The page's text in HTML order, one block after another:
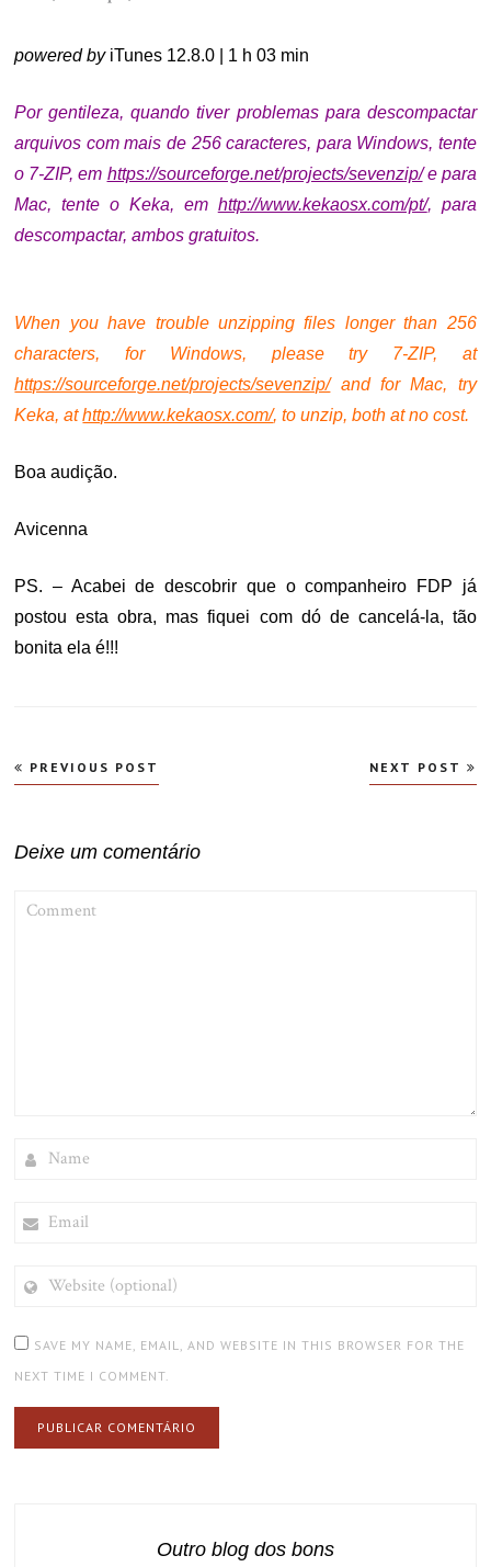
powered byiTunes 12.8.0 | 1 h 03 min
Por gentileza, quando tiver problemas para descompactar
arquivos com mais de 256 caracteres, para Windows, tente
o 7-ZIP, em https://sourceforge.net/projects/sevenzip/e para
Mac, tente o Keka, em http://www.kekaosx.com/pt/, para
descompactar, ambos gratuitos.
When you have trouble unzipping files longer than 256
characters, for Windows, please try 7-ZIP, at
https://sourceforge.net/projects/sevenzip/and for Mac, try
Keka, athttp://www.kekaosx.com/, to unzip, both at no cost.
Boa audição.
Avicenna
PS. – Acabei de descobrir que o companheiro FDP já
postou esta obra, mas fiquei com dó de cancelá-la, tão
bonita ela é!!!
Navegação
de
PREVIOUS POST NEXT POST
Deixe um comentário
(OPTIONAL)
SAVE MY NAME, EMAIL, AND WEBSITE IN THIS BROWSER FOR THE
NEXT TIME I COMMENT.
Outro blog dos bons